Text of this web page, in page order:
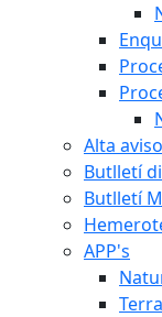
Alta
Butlletí
Butlletí
APP's